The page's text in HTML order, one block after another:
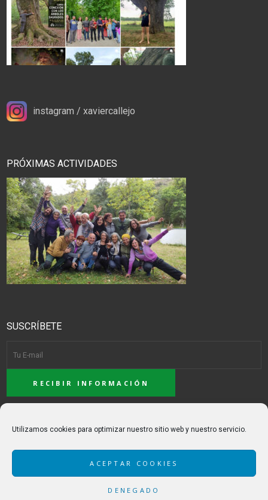
Utilizamos cookies para optimizar nuestro sitio web y nuestro servicio.
ACEPTAR COOKIES
DENEGADO
instagram / xaviercallejo
PRÓXIMAS ACTIVIDADES
SUSCRÍBETE